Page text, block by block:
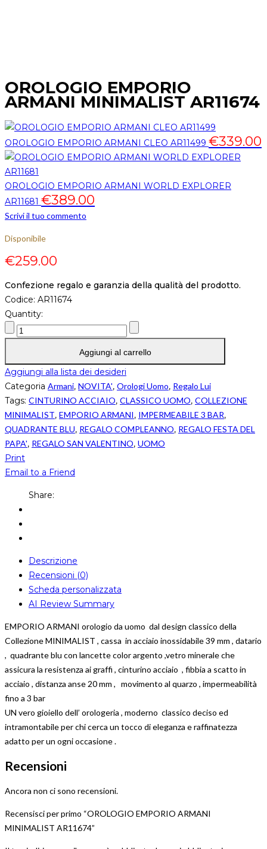
OROLOGIO EMPORIO
ARMANI MINIMALIST AR11674
OROLOGIO EMPORIO ARMANI CLEO AR11499 €339.00
OROLOGIO EMPORIO ARMANI WORLD EXPLORER
AR11681 €389.00
Scrivi il tuo commento
Disponibile
€259.00
Confezione regalo e garanzia della qualità del prodotto.
Codice: AR11674
Quantity:
Aggiungi al carrello
Aggiungi alla lista dei desideri
Categoria Armani, NOVITA', Orologi Uomo, Regalo Lui
Tags: CINTURINO ACCIAIO, CLASSICO UOMO, COLLEZIONE
MINIMALIST, EMPORIO ARMANI, IMPERMEABILE 3 BAR,
QUADRANTE BLU, REGALO COMPLEANNO, REGALO FESTA DEL
PAPA', REGALO SAN VALENTINO, UOMO
Print
Email to a Friend
Share:
Descrizione
Recensioni (0)
Scheda personalizzata
AI Review Summary
EMPORIO ARMANI orologio da uomo dal design classico della
Collezione MINIMALIST , cassa in acciaio inossidabile 39 mm , datario
, quadrante blu con lancette color argento ,vetro minerale che
assicura la resistenza ai graffi , cinturino acciaio , fibbia a scatto in
acciaio , distanza anse 20 mm , movimento al quarzo , impermeabilità
fino a 3 bar
UN vero gioiello dell’ orologeria , moderno classico deciso ed
intramontabile per chi cerca un tocco di eleganza e raffinatezza
adatto per un ogni occasione .
Recensioni
Ancora non ci sono recensioni.
Recensisci per primo “OROLOGIO EMPORIO ARMANI
MINIMALIST AR11674”